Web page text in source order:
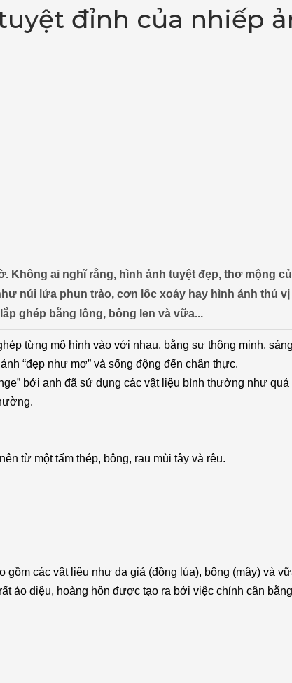
đỉnh của nhiếp
Không ai nghĩ rằng, hình ảnh tuyệt đẹp, thơ mộng
núi lửa phun trào, cơn lốc xoáy hay hình ảnh thú vị
ghép bằng lông, bông len và vữa...
từng mô hình vào với nhau, bằng sự thông minh,
“đẹp như mơ” và sống động đến chân thực.
bởi anh đã sử dụng các vật liệu bình thường như quả
từ một tấm thép, bông, rau mùi tây và rêu.
gồm các vật liệu như da giả (đồng lúa), bông (mây) và
ảo diệu, hoàng hôn được tạo ra bởi việc chỉnh cân